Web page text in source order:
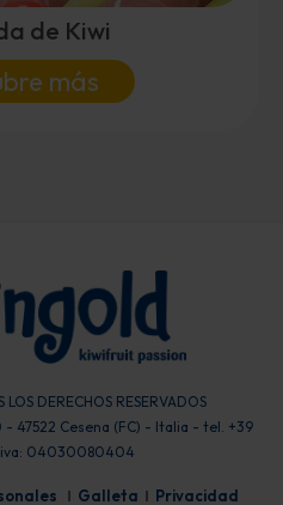
de Kiwi
más
DERECHOS RESERVADOS
- 47522 Cesena (FC) - Italia - tel. +39
04030080404
Galleta Privacidad